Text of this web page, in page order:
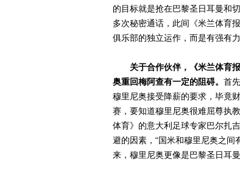
的目标就是抢在巴黎圣日耳曼和
多次秘密通话，此间《米兰体育
俱乐部的独立运作，而是有强有
关于合作伙伴，《米兰体育
奥重回梅阿查有一定的阻碍。 首
穆里尼奥接受降薪的要求，毕竟
赛，要知道穆里尼奥很难屈尊执
体育》的意大利足球专家巴尔扎
避的因素，“国米和穆里尼奥之
来，穆里尼奥更像是巴黎圣日耳